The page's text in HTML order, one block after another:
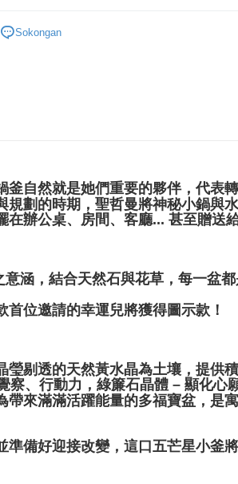
（離島）
Sokongan
釜自然就是她們重要的夥伴，代表
劃的時期，聖哲曼將神秘小鍋與
在辦公桌、房間、客廳... 甚至贈送
涵，結合天然石與花草，每一盆
位邀請的幸運兒將獲得圖示款！
剔透的天然黃水晶為土壤，提供
察、行動力，綠簾石晶體 – 顯化心
帶來滿滿活躍能量的多福寶盆，是
準備好迎接改變，這口五芒星小釜